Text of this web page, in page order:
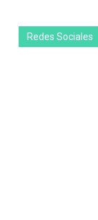
Redes Sociales